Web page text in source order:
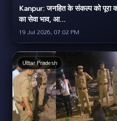
Kanpur: जनहित के संकल्प को
का सेवा भाव, आ...
19 Jul 2026, 07:02 PM
Uttar Pradesh